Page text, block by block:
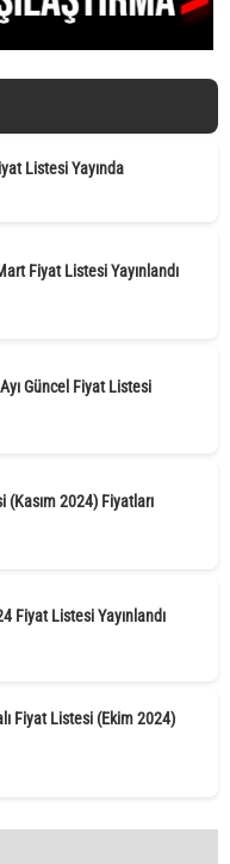
Listesi Yayında
Fiyat Listesi Yayınlandı
Güncel Fiyat Listesi
(Kasım 2024) Fiyatları
Fiyat Listesi Yayınlandı
Fiyat Listesi (Ekim 2024)